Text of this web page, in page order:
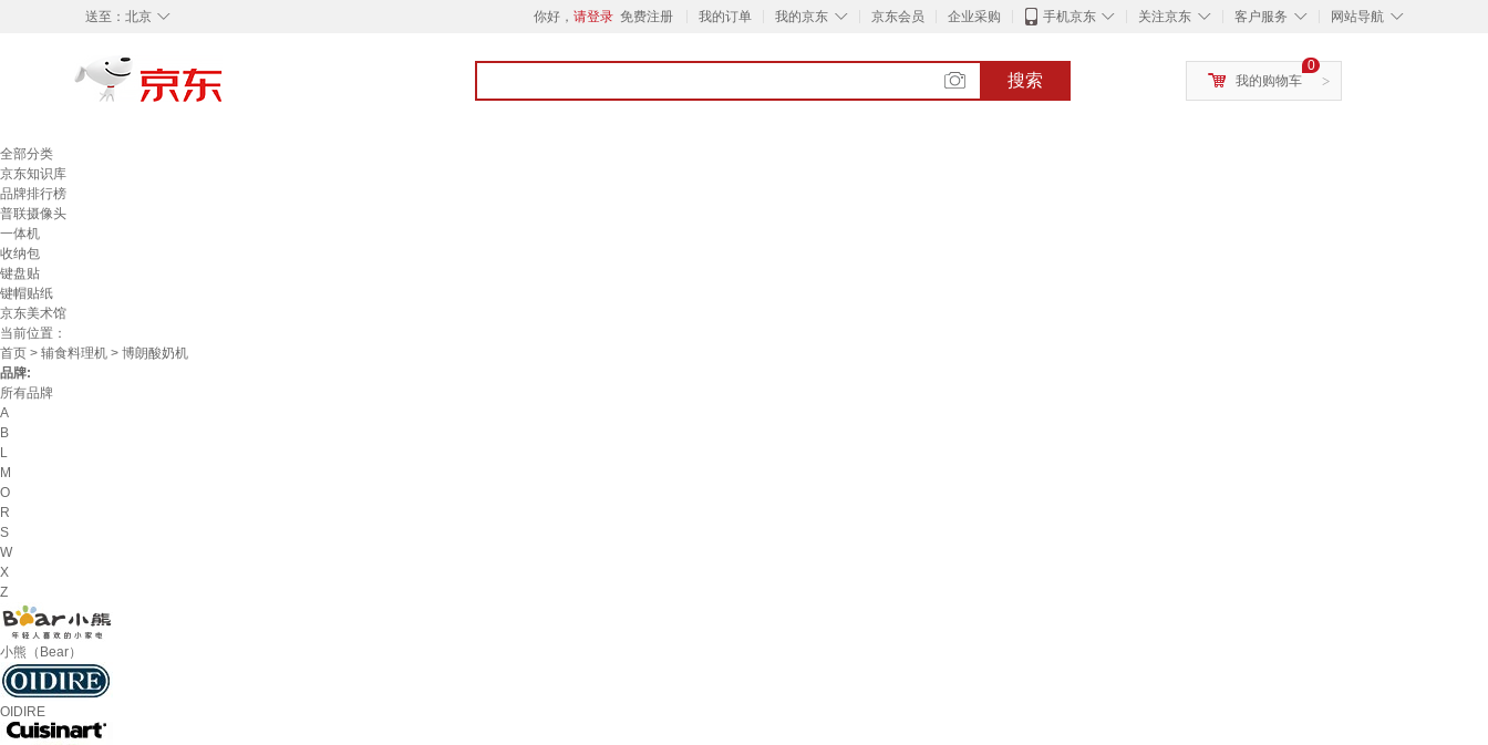
◇
送至： 北京 你好， 请登录 免费注册 我的订单 ◇
我的京东 京东会员 企业采购 ◇
手机京东 ◇
关注京东 ◇
客户服务 ◇
网站导航
搜索 >
0
我的购物车
全部分类
京东知识库
品牌排行榜
普联摄像头
一体机
收纳包
键盘贴
键帽贴纸
京东美术馆
当前位置：
首页 > 辅食料理机 > 博朗酸奶机
品牌:
所有品牌
A
B
L
M
O
R
S
W
X
Z
小熊（Bear）
OIDIRE